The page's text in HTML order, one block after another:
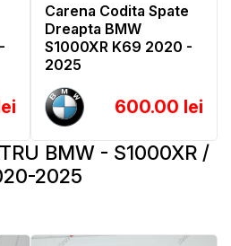
Carena Codita Spate
Dreapta BMW
S1000XR K69 2020 -
2025
600.00 lei
BMW - S1000XR /
2025